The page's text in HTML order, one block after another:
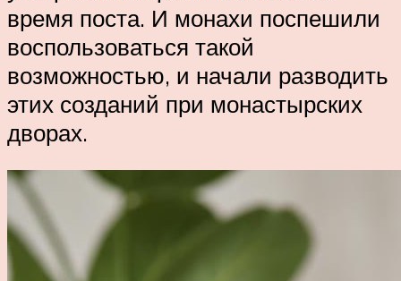
время поста. И монахи поспешили
воспользоваться такой
возможностью, и начали разводить
этих созданий при монастырских
дворах.